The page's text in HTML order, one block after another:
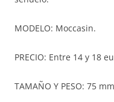
MODELO: Moccasin.
PRECIO: Entre 14 y 18
TAMAÑO Y PESO: 75